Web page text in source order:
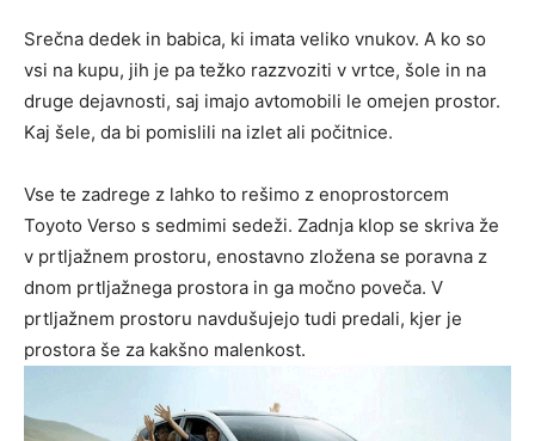
Srečna dedek in babica, ki imata veliko vnukov. A ko so
vsi na kupu, jih je pa težko razzvoziti v vrtce, šole in na
druge dejavnosti, saj imajo avtomobili le omejen prostor.
Kaj šele, da bi pomislili na izlet ali počitnice.
Vse te zadrege z lahko to rešimo z enoprostorcem
Toyoto Verso s sedmimi sedeži. Zadnja klop se skriva že
v prtljažnem prostoru, enostavno zložena se poravna z
dnom prtljažnega prostora in ga močno poveča. V
prtljažnem prostoru navdušujejo tudi predali, kjer je
prostora še za kakšno malenkost.